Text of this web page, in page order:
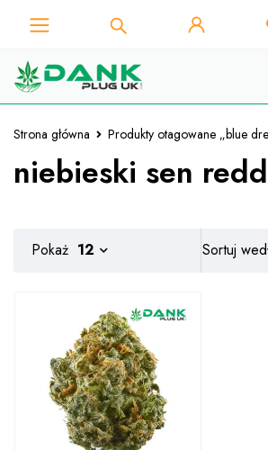
Strona główna Produkty otagowane „blue
niebieski sen
Sortuj
Pokaż 12
Dla miłośnika chwastów - Uzyskaj
natychmiastowy rabat 10% przy
"WELCOME10"